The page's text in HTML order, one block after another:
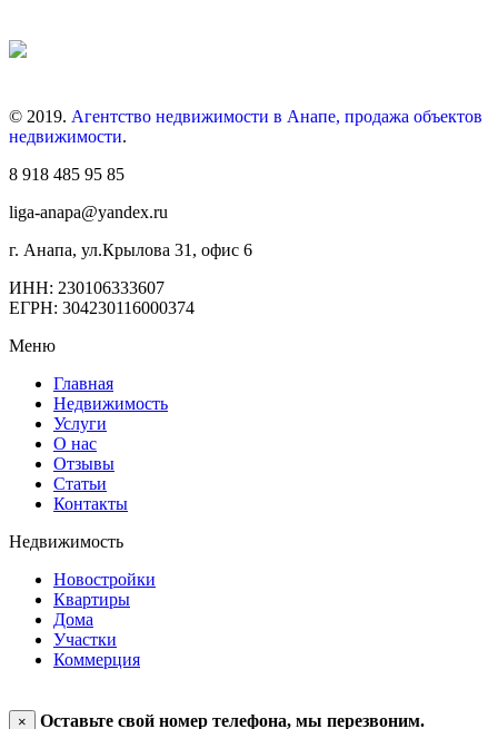
© 2019. Агентство недвижимости в Анапе, продажа объектов
недвижимости.
8 918 485 95 85
liga-anapa@yandex.ru
г. Анапа, ул.Крылова 31, офис 6
ИНН: 230106333607
ЕГРН: 304230116000374
Меню
Главная
Недвижимость
Услуги
О нас
Отзывы
Статьи
Контакты
Недвижимость
Новостройки
Квартиры
Дома
Участки
Коммерция
× Оставьте свой номер телефона, мы перезвоним.